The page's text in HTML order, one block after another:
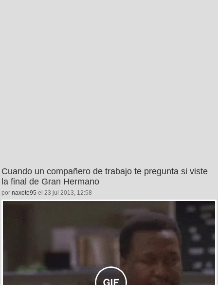
Cuando un compañero de trabajo te pregunta si viste
la final de Gran Hermano
por naxete95 el 23 jul 2013, 12:58